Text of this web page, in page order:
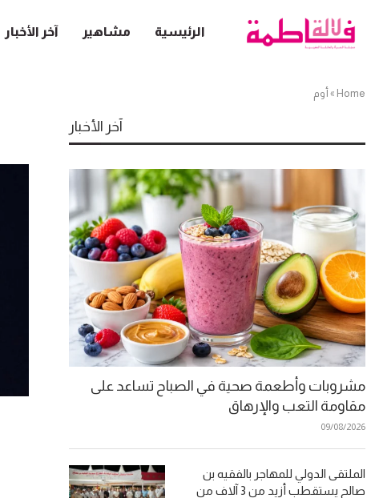
الرئيسية مشاهير آخر الأخبار
Home
» أوم
آخر الأخبار
مشروبات وأطعمة صحية في الصباح تساعد على
مقاومة التعب والإرهاق
09/08/2026
الملتقى الدولي للمهاجر بالفقيه بن
صالح يستقطب أزيد من 3 آلاف من